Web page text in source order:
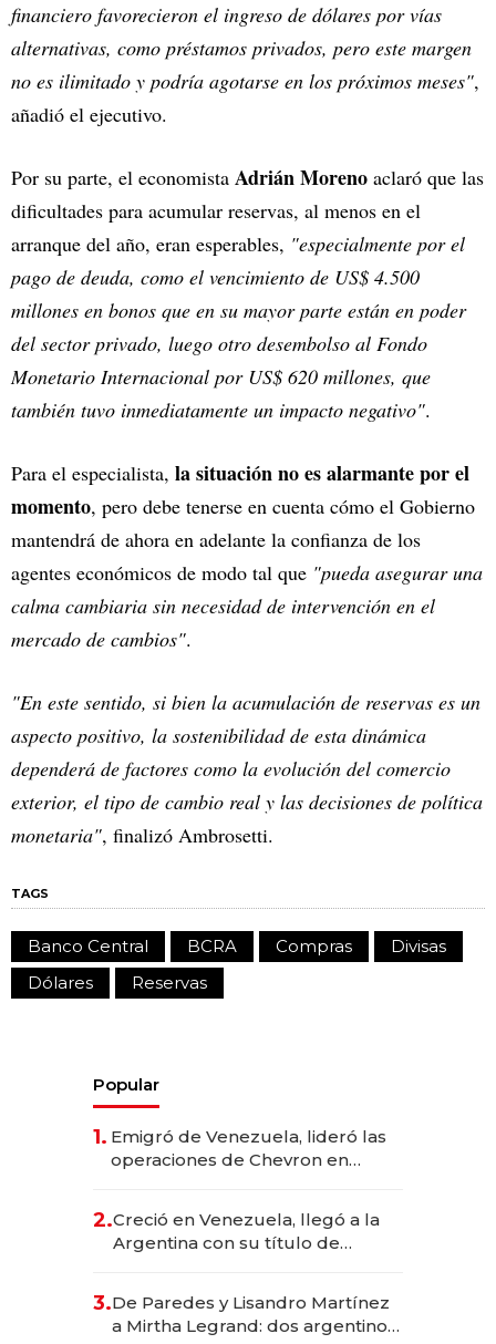
financiero favorecieron el ingreso de dólares por vías
alternativas, como préstamos privados, pero este margen
no es ilimitado y podría agotarse en los próximos meses",
añadió el ejecutivo.
Por su parte, el economista Adrián Moreno aclaró que las
dificultades para acumular reservas, al menos en el
arranque del año, eran esperables, "especialmente por el
pago de deuda, como el vencimiento de US$ 4.500
millones en bonos que en su mayor parte están en poder
del sector privado, luego otro desembolso al Fondo
Monetario Internacional por US$ 620 millones, que
también tuvo inmediatamente un impacto negativo".
Para el especialista, la situación no es alarmante por el
momento, pero debe tenerse en cuenta cómo el Gobierno
mantendrá de ahora en adelante la confianza de los
agentes económicos de modo tal que "pueda asegurar una
calma cambiaria sin necesidad de intervención en el
mercado de cambios".
"En este sentido, si bien la acumulación de reservas es un
aspecto positivo, la sostenibilidad de esta dinámica
dependerá de factores como la evolución del comercio
exterior, el tipo de cambio real y las decisiones de política
monetaria", finalizó Ambrosetti.
TAGS
Banco Central BCRA Compras
Divisas
Dólares
Reservas
Popular
1. Emigró de Venezuela, lideró las
operaciones de Chevron en
2.Creció en Venezuela, llegó a la
Argentina con su título de
las marcas "fast premium"
3.De Paredes y Lisandro Martínez
a Mirtha Legrand: dos argentinos